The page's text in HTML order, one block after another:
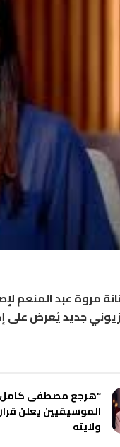
مروة عبد المنعم
جديد يُعرض على
“هرجع مصطفى كامل
الموسيقيين يعلن
ولايته